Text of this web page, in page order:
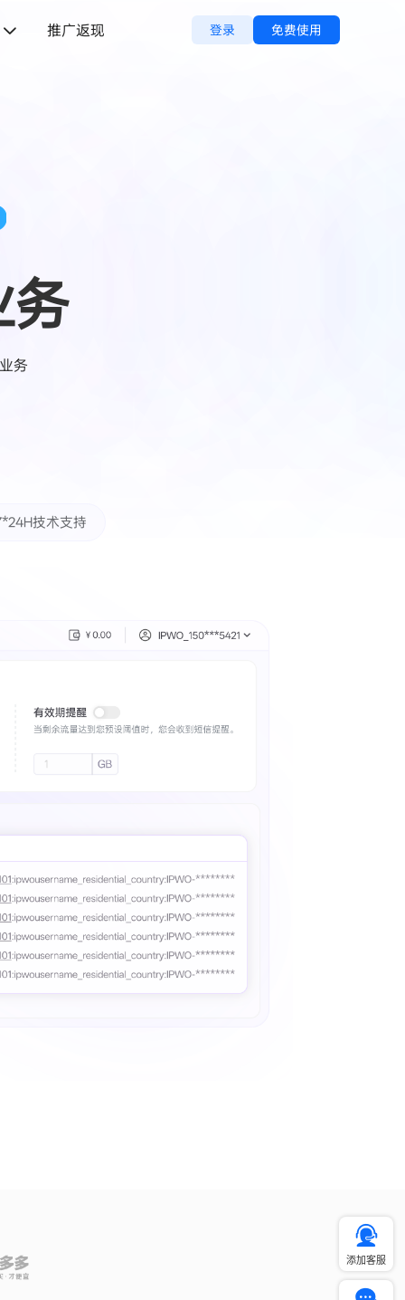
推广返现 登录 免费使用
务
务
技术支持
添加客服